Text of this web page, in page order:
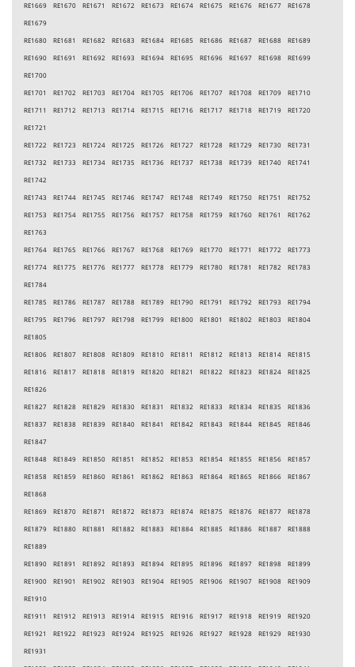
RE1669 RE1670 RE1671 RE1672 RE1673 RE1674 RE1675 RE1676 RE1677 RE1678
RE1679
RE1680 RE1681 RE1682 RE1683 RE1684 RE1685 RE1686 RE1687 RE1688 RE1689
RE1690 RE1691 RE1692 RE1693 RE1694 RE1695 RE1696 RE1697 RE1698 RE1699
RE1700
RE1701 RE1702 RE1703 RE1704 RE1705 RE1706 RE1707 RE1708 RE1709 RE1710
RE1711 RE1712 RE1713 RE1714 RE1715 RE1716 RE1717 RE1718 RE1719 RE1720
RE1721
RE1722 RE1723 RE1724 RE1725 RE1726 RE1727 RE1728 RE1729 RE1730 RE1731
RE1732 RE1733 RE1734 RE1735 RE1736 RE1737 RE1738 RE1739 RE1740 RE1741
RE1742
RE1743 RE1744 RE1745 RE1746 RE1747 RE1748 RE1749 RE1750 RE1751 RE1752
RE1753 RE1754 RE1755 RE1756 RE1757 RE1758 RE1759 RE1760 RE1761 RE1762
RE1763
RE1764 RE1765 RE1766 RE1767 RE1768 RE1769 RE1770 RE1771 RE1772 RE1773
RE1774 RE1775 RE1776 RE1777 RE1778 RE1779 RE1780 RE1781 RE1782 RE1783
RE1784
RE1785 RE1786 RE1787 RE1788 RE1789 RE1790 RE1791 RE1792 RE1793 RE1794
RE1795 RE1796 RE1797 RE1798 RE1799 RE1800 RE1801 RE1802 RE1803 RE1804
RE1805
RE1806 RE1807 RE1808 RE1809 RE1810 RE1811 RE1812 RE1813 RE1814 RE1815
RE1816 RE1817 RE1818 RE1819 RE1820 RE1821 RE1822 RE1823 RE1824 RE1825
RE1826
RE1827 RE1828 RE1829 RE1830 RE1831 RE1832 RE1833 RE1834 RE1835 RE1836
RE1837 RE1838 RE1839 RE1840 RE1841 RE1842 RE1843 RE1844 RE1845 RE1846
RE1847
RE1848 RE1849 RE1850 RE1851 RE1852 RE1853 RE1854 RE1855 RE1856 RE1857
RE1858 RE1859 RE1860 RE1861 RE1862 RE1863 RE1864 RE1865 RE1866 RE1867
RE1868
RE1869 RE1870 RE1871 RE1872 RE1873 RE1874 RE1875 RE1876 RE1877 RE1878
RE1879 RE1880 RE1881 RE1882 RE1883 RE1884 RE1885 RE1886 RE1887 RE1888
RE1889
RE1890 RE1891 RE1892 RE1893 RE1894 RE1895 RE1896 RE1897 RE1898 RE1899
RE1900 RE1901 RE1902 RE1903 RE1904 RE1905 RE1906 RE1907 RE1908 RE1909
RE1910
RE1911 RE1912 RE1913 RE1914 RE1915 RE1916 RE1917 RE1918 RE1919 RE1920
RE1921 RE1922 RE1923 RE1924 RE1925 RE1926 RE1927 RE1928 RE1929 RE1930
RE1931